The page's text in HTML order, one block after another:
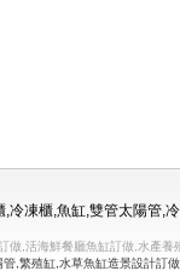
凍櫃,魚缸,雙管太陽管
,活海鮮餐廳魚缸訂做,水產
,繁殖缸,水草魚缸造景設計